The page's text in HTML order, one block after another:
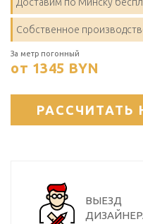
Собственное
За метр погонный
от 1345 BYN
РАССЧИТАТЬ
ВЫЕЗД